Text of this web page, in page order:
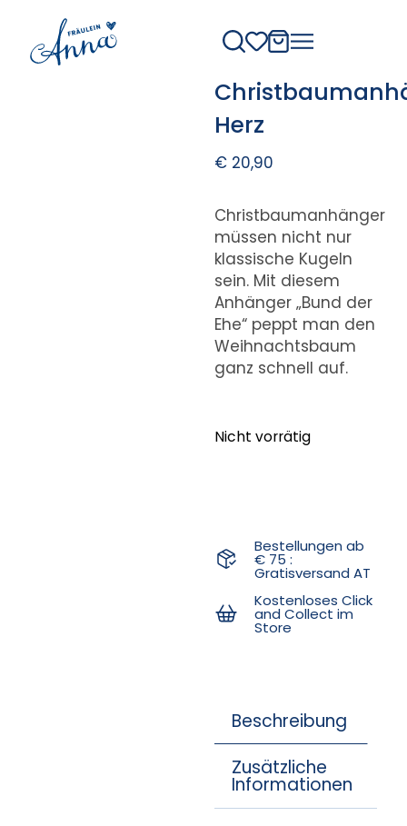
Herz
€20,90
Christbaumanhänger
müssen nicht nur
klassische Kugeln
sein. Mit diesem
Anhänger „Bund der
Ehe“ peppt man den
Weihnachtsbaum
ganz schnell auf.
Nicht vorrätig
Bestellungen ab
€ 75 :
Gratisversand AT
Kostenloses Click
and Collect im
Store
Beschreibung
Zusätzliche
Informationen